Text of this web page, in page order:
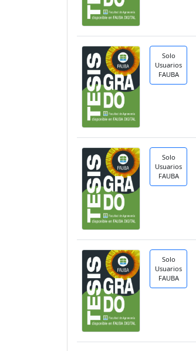
Solo
Usuarios
FAUBA
Solo
Usuarios
FAUBA
Solo
Usuarios
FAUBA